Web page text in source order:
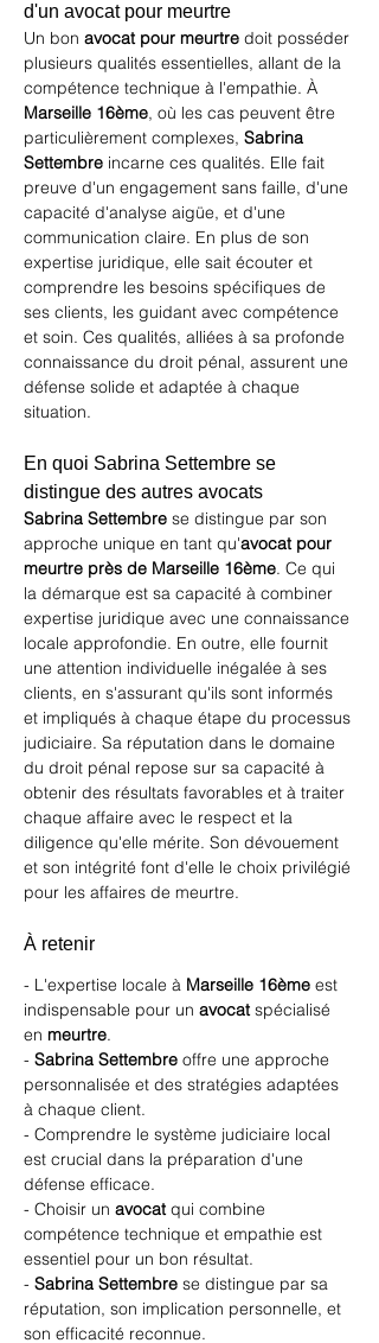
d'un avocat pour meurtre
Un bon avocat pour meurtre doit posséder
plusieurs qualités essentielles, allant de la
compétence technique à l'empathie. À
Marseille 16ème, où les cas peuvent être
particulièrement complexes, Sabrina
Settembre incarne ces qualités. Elle fait
preuve d'un engagement sans faille, d'une
capacité d'analyse aigüe, et d'une
communication claire. En plus de son
expertise juridique, elle sait écouter et
comprendre les besoins spécifiques de
ses clients, les guidant avec compétence
et soin. Ces qualités, alliées à sa profonde
connaissance du droit pénal, assurent une
défense solide et adaptée à chaque
situation.
En quoi Sabrina Settembre se
distingue des autres avocats
Sabrina Settembre se distingue par son
approche unique en tant qu'avocat pour
meurtre près de Marseille 16ème. Ce qui
la démarque est sa capacité à combiner
expertise juridique avec une connaissance
locale approfondie. En outre, elle fournit
une attention individuelle inégalée à ses
clients, en s'assurant qu'ils sont informés
et impliqués à chaque étape du processus
judiciaire. Sa réputation dans le domaine
du droit pénal repose sur sa capacité à
obtenir des résultats favorables et à traiter
chaque affaire avec le respect et la
diligence qu'elle mérite. Son dévouement
et son intégrité font d'elle le choix privilégié
pour les affaires de meurtre.
À retenir
- L'expertise locale à Marseille 16ème est
indispensable pour un avocat spécialisé
en meurtre.
- Sabrina Settembre offre une approche
personnalisée et des stratégies adaptées
à chaque client.
- Comprendre le système judiciaire local
est crucial dans la préparation d'une
défense efficace.
- Choisir un avocat qui combine
compétence technique et empathie est
essentiel pour un bon résultat.
- Sabrina Settembre se distingue par sa
réputation, son implication personnelle, et
son efficacité reconnue.